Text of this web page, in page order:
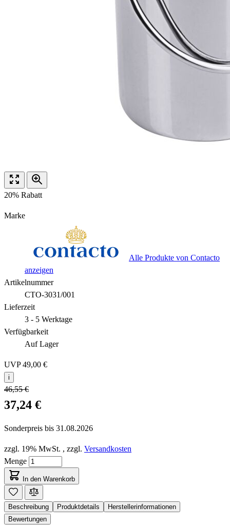
20% Rabatt
Marke
Alle Produkte von Contacto
anzeigen
Artikelnummer
CTO-3031/001
Lieferzeit
3 - 5 Werktage
Verfügbarkeit
Auf Lager
UVP49,00 €
i
46,55 €
37,24 €
Sonderpreis bis 31.08.2026
zzgl. 19% MwSt. , zzgl. Versandkosten
Menge
In den Warenkorb
Beschreibung Produktdetails
Herstellerinformationen
Bewertungen